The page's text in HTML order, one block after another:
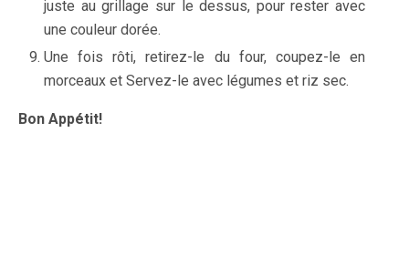
juste au grillage sur le dessus, pour rester avec
une couleur dorée.
Une fois rôti, retirez-le du four, coupez-le en
morceaux et Servez-le avec légumes et riz sec.
Bon Appétit!